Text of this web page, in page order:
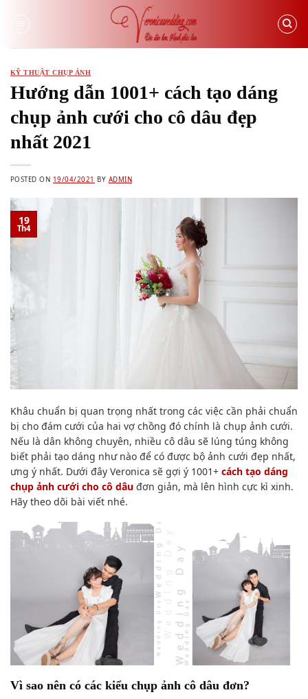
KỸ THUẬT CHỤP ẢNH
Hướng dẫn 1001+ cách tạo dáng
chụp ảnh cưới cho cô dâu đẹp
nhất 2021
POSTED ON 19/04/2021 BY ADMIN
19
Th4
Khâu chuẩn bị quan trọng nhất trong các việc cần phải chuẩn
bị cho đám cưới của hai vợ chồng đó chính là chụp ảnh cưới.
Nếu là dân không chuyên, nhiều cô dâu sẽ lúng túng không
biết phải tạo dáng như nào để có được bộ ảnh cưới đẹp nhất,
ưng ý nhất. Dưới đây Veronica sẽ gợi ý 1001+ cách tạo dáng
chụp ảnh cưới cho cô dâu đơn giản, mà lên hình cực kì xinh.
Hãy theo dõi bài viết nhé.
Vì sao nên có các kiểu chụp ảnh cô dâu đơn?